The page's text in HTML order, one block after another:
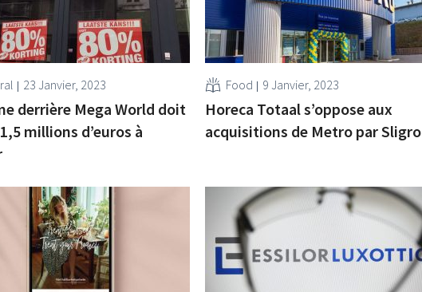
23 Janvier, 2023
derrière Mega World doit
millions d’euros à
Food 9 Janvier, 2023
Horeca Totaal s’oppose aux
acquisitions de Metro par Sligro